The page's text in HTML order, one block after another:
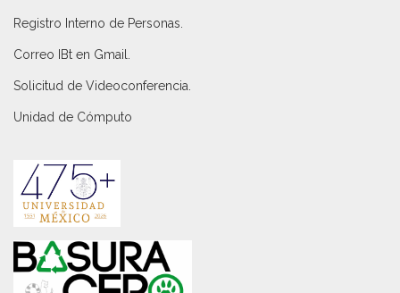
Registro Interno de Personas
Correo IBt en Gmail
Solicitud de Videoconferencia.
Unidad de Cómputo